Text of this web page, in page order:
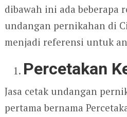
dibawah ini ada beberapa
undangan pernikahan di
menjadi referensi untuk
Percetakan
Jasa cetak undangan
pertama bernama